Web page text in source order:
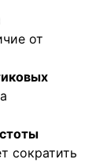
от
сократить